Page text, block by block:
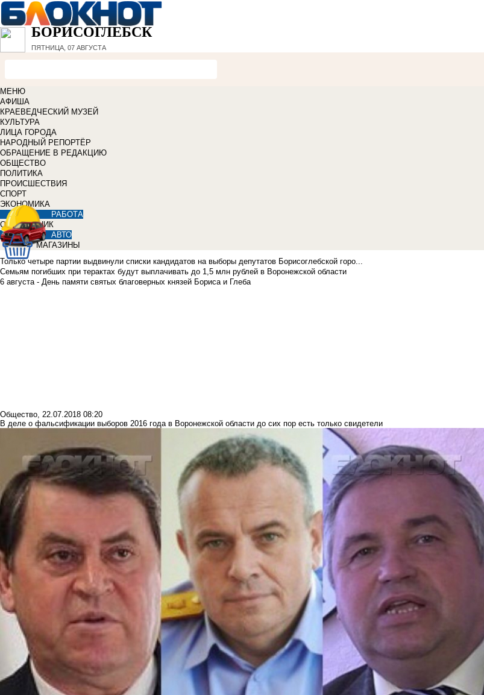
БОРИСОГЛЕБСК
ПЯТНИЦА, 07 АВГУСТА
МЕНЮ
АФИША
КРАЕВЕДЧЕСКИЙ МУЗЕЙ
КУЛЬТУРА
ЛИЦА ГОРОДА
НАРОДНЫЙ РЕПОРТЁР
ОБРАЩЕНИЕ В РЕДАКЦИЮ
ОБЩЕСТВО
ПОЛИТИКА
ПРОИСШЕСТВИЯ
СПОРТ
ЭКОНОМИКА
РАБОТА
СПРАВОЧНИК
АВТО
МАГАЗИНЫ
Только четыре партии выдвинули списки кандидатов на выборы депутатов Борисоглебской горо...
Семьям погибших при терактах будут выплачивать до 1,5 млн рублей в Воронежской области
6 августа - День памяти святых благоверных князей Бориса и Глеба
Общество, 22.07.2018 08:20
В деле о фальсификации выборов 2016 года в Воронежской области до сих пор есть только свидетели